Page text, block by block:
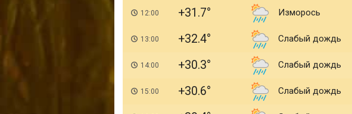
12:00 +31.7 Изморось
13:00 +32.4 Слабый дождь
14:00 +30.3 Слабый дождь
15:00 +30.6 Слабый дождь